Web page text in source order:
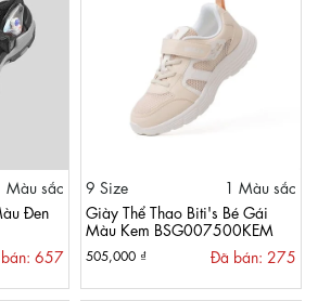
Màu sắc
Đen
657
9 Size
1 Màu sắc
Giày Thể Thao Biti's Bé Gái
Màu Kem BSG007500KEM
505,000 ₫ Đã bán: 275